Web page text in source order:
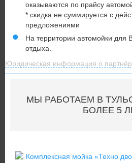
оказываются по прайсу
* скидка не суммируется с
предложениями
На территории автомойки для
отдыха.
Юридическая информация о
МЫ РАБОТАЕМ В
БОЛЕЕ 5